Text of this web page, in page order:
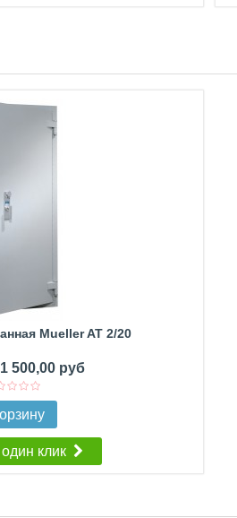
Mueller AT 2/20
500,00 руб
клик